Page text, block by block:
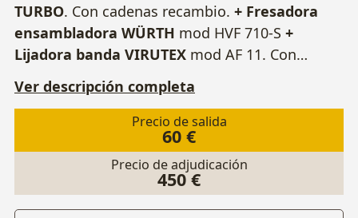
TURBO. Con cadenas recambio. + Fresadora
ensambladora WÜRTH mod HVF 710-S +
Lijadora banda VIRUTEX mod AF 11. Con
Ver descripción completa
Precio de salida
60 €
Precio de adjudicación
450 €